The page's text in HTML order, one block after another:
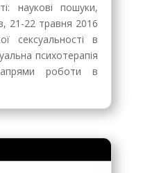
наукові пошуки,
21-22 травня 2016
сексуальності в
психотерапія
роботи в